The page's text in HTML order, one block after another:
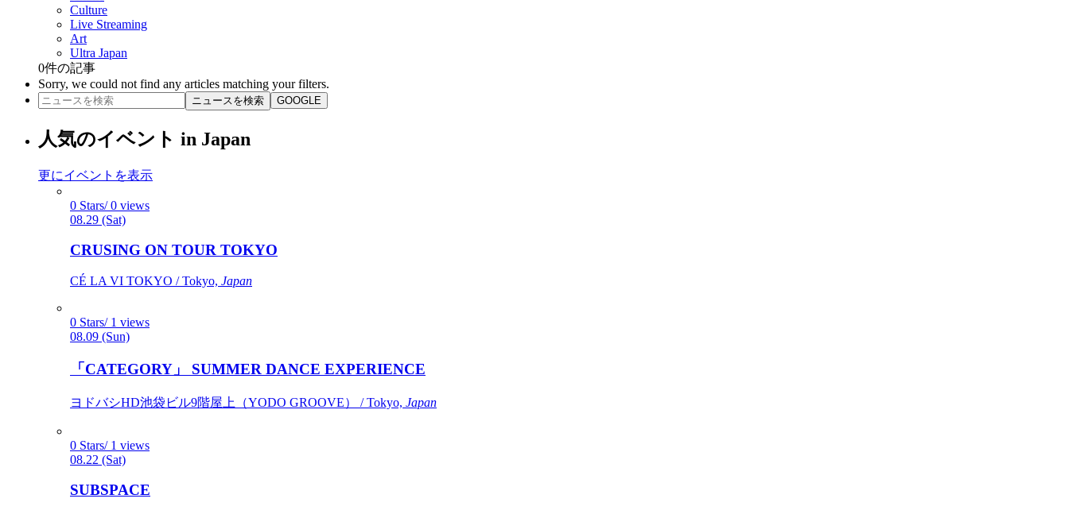
Culture
Live Streaming
Art
Ultra Japan
0件の記事
Sorry, we could not find any articles matching your filters.
ニュースを検索 GOOGLE
人気のイベント in Japan
更にイベントを表示
0 Stars/ 0 views
08.29 (Sat)
CRUSING ON TOUR TOKYO
CÉ LA VI TOKYO / Tokyo, Japan
0 Stars/ 1 views
08.09 (Sun)
「CATEGORY」 SUMMER DANCE EXPERIENCE
ヨドバシHD池袋ビル9階屋上（YODO GROOVE） / Tokyo, Japan
0 Stars/ 1 views
08.22 (Sat)
SUBSPACE